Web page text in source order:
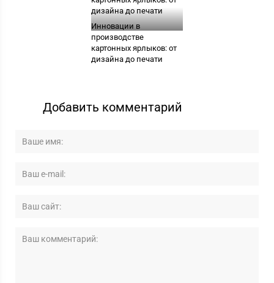
Инновации в
производстве
картонных ярлыков: от
дизайна до печати
Добавить комментарий